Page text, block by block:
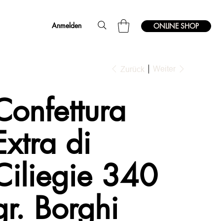
Anmelden ONLINE SHOP
Zurück Weiter
di
340
Borghi